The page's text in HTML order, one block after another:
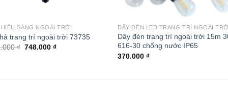
SÁNG NGOÀI TRỜI
trang trí ngoài trời 73735
₫ Giá
748.000₫Giá
Dây đèn trang trí ngoài trời 15m
616-30 chống nước IP65
370.000₫